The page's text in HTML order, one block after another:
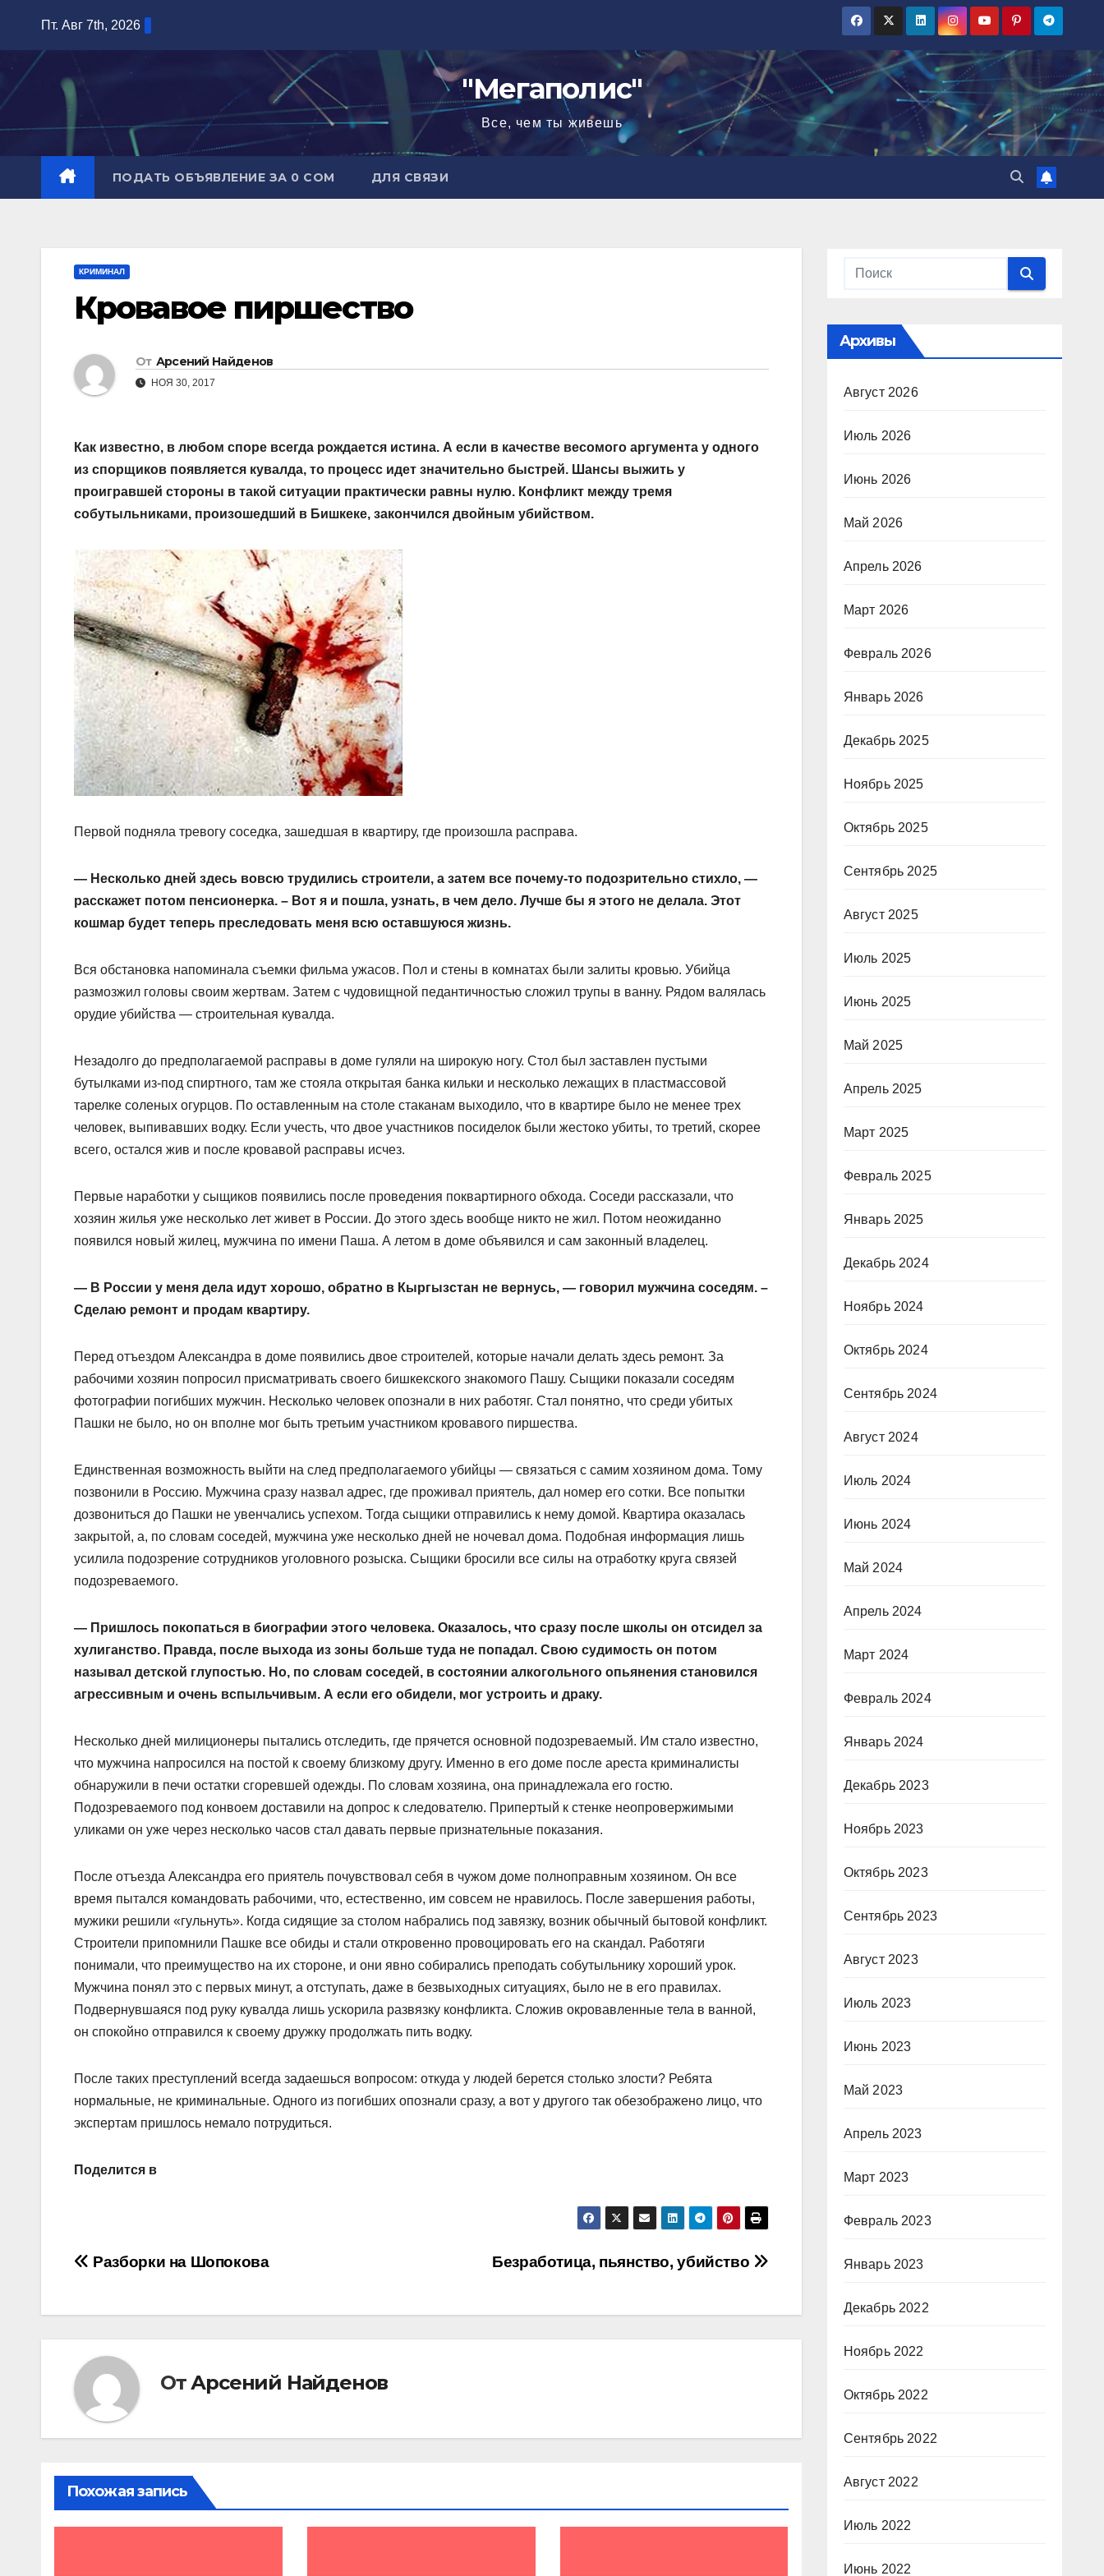
содержимому
Пт. Авг 7th, 2026
"Мегаполис"
Все, чем ты живешь
ПОДАТЬ ОБЪЯВЛЕНИЕ ЗА 0 СОМ ДЛЯ СВЯЗИ
КРИМИНАЛ
Кровавое пиршество
От Арсений Найденов
НОЯ 30, 2017
Как известно, в любом споре всегда рождается истина. А если в качестве весомого аргумента у одного
из спорщиков появляется кувалда, то процесс идет значительно быстрей. Шансы выжить у
проигравшей стороны в такой ситуации практически равны нулю. Конфликт между тремя
собутыльниками, произошедший в Бишкеке, закончился двойным убийством.
Первой подняла тревогу соседка, зашедшая в квартиру, где произошла расправа.
— Несколько дней здесь во­всю трудились строители, а затем все почему-то подозрительно стихло, —
расскажет потом пенсионерка. – Вот я и пошла, узнать, в чем дело. Лучше бы я этого не делала. Этот
кошмар будет теперь преследовать меня всю оставшуюся жизнь.
Вся обстановка напоминала съемки фильма ужасов. Пол и стены в комнатах были залиты кровью. Убийца
размозжил головы своим жертвам. Затем с чудовищной педантичностью сложил трупы в ванну. Рядом валялась
орудие убийства — строительная кувалда.
Незадолго до предполагаемой расправы в доме гуляли на широкую ногу. Стол был заставлен пустыми
бутылками из-под спиртного, там же стояла открытая банка кильки и несколько лежащих в пластмассовой
тарелке соленых огурцов. По оставленным на столе стаканам выходило, что в квартире было не менее трех
человек, выпивавших водку. Если учесть, что двое участников посиделок были жестоко убиты, то третий, скорее
всего, остался жив и после кровавой расправы исчез.
Первые наработки у сыщиков появились после проведения поквартирного обхода. Соседи рассказали, что
хозяин жилья уже несколько лет живет в России. До этого здесь вообще никто не жил. Потом неожиданно
появился новый жилец, мужчина по имени Паша. А летом в доме объявился и сам законный владелец.
— В России у меня дела идут хорошо, обратно в Кыргызстан не вернусь, — говорил мужчина соседям. –
Сделаю ремонт и продам квартиру.
Перед отъездом Александра в доме появились двое строителей, которые начали делать здесь ремонт. За
рабочими хозяин попросил присматривать своего бишкекского знакомого Пашу. Сыщики показали соседям
фотографии погибших мужчин. Несколько человек опознали в них работяг. Стал понятно, что среди убитых
Пашки не было, но он вполне мог быть третьим участником кровавого пиршества.
Единственная возможность выйти на след предполагаемого убийцы — связаться с самим хозяином дома. Тому
позвонили в Россию. Мужчина сразу назвал адрес, где проживал приятель, дал номер его сотки. Все попытки
дозвониться до Пашки не увенчались успехом. Тогда сыщики отправились к нему домой. Квартира оказалась
закрытой, а, по словам соседей, мужчина уже несколько дней не ночевал дома. Подобная информация лишь
усилила подозрение сотрудников уголовного розыска. Сыщики бросили все силы на отработку круга связей
подозреваемого.
— Пришлось покопаться в биографии этого человека. Оказалось, что сразу после школы он отсидел за
хулиганство. Правда, после выхода из зоны больше туда не попадал. Свою судимость он потом
называл детской глупостью. Но, по словам соседей, в состоянии алкогольного опьянения становился
агрессивным и очень вспыльчивым. А если его обидели, мог устроить и драку.
Несколько дней милиционеры пытались отследить, где прячется основной подозреваемый. Им стало известно,
что мужчина напросился на постой к своему близкому другу. Именно в его доме после ареста криминалисты
обнаружили в печи остатки сгоревшей одежды. По словам хозяина, она принадлежала его гостю.
Подозреваемого под конвоем доставили на допрос к следователю. Припертый к стенке неопровержимыми
уликами он уже через несколько часов стал давать первые признательные показания.
После отъезда Александра его приятель почувствовал себя в чужом доме полноправным хозяином. Он все
время пытался командовать рабочими, что, естественно, им совсем не нравилось. После завершения работы,
мужики решили «гульнуть». Когда сидящие за столом набрались под завязку, возник обычный бытовой конфликт.
Строители припомнили Пашке все обиды и стали откровенно провоцировать его на скандал. Работяги
понимали, что преимущество на их стороне, и они явно собирались преподать собутыльнику хороший урок.
Мужчина понял это с первых минут, а отступать, даже в безвыходных ситуациях, было не в его правилах.
Подвернувшаяся под руку кувалда лишь ускорила развязку конфликта. Сложив окровавленные тела в ванной,
он спокойно отправился к своему дружку продолжать пить водку.
После таких преступлений всегда задаешься вопросом: откуда у людей берется столько злости? Ребята
нормальные, не криминальные. Одного из погибших опознали сразу, а вот у другого так обезображено лицо, что
экспертам пришлось немало потрудиться.
Поделится в
Навигация
Безработица, пьянство, убийство
Разборки на Шопокова
ОтАрсений Найденов
Похожая запись
Архивы
Август 2026
Июль 2026
Июнь 2026
Май 2026
Апрель 2026
Март 2026
Февраль 2026
Январь 2026
Декабрь 2025
Ноябрь 2025
Октябрь 2025
Сентябрь 2025
Август 2025
Июль 2025
Июнь 2025
Май 2025
Апрель 2025
Март 2025
Февраль 2025
Январь 2025
Декабрь 2024
Ноябрь 2024
Октябрь 2024
Сентябрь 2024
Август 2024
Июль 2024
Июнь 2024
Май 2024
Апрель 2024
Март 2024
Февраль 2024
Январь 2024
Декабрь 2023
Ноябрь 2023
Октябрь 2023
Сентябрь 2023
Август 2023
Июль 2023
Июнь 2023
Май 2023
Апрель 2023
Март 2023
Февраль 2023
Январь 2023
Декабрь 2022
Ноябрь 2022
Октябрь 2022
Сентябрь 2022
Август 2022
Июль 2022
Июнь 2022